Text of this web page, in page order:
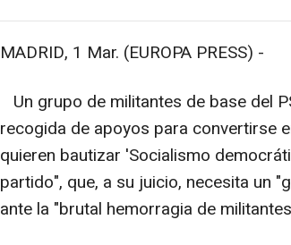
MADRID, 1 Mar. (EUROPA PRESS) -
Un grupo de militantes de base del
recogida de apoyos para convertirse
quieren bautizar 'Socialismo
partido", que, a su juicio, necesita un
ante la "brutal hemorragia de